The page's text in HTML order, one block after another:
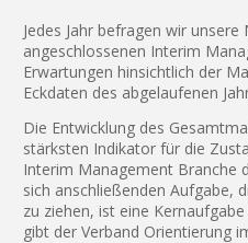
Jedes Jahr befragen wir
angeschlossenen Interim
Erwartungen hinsichtlich der
Eckdaten des abgelaufenen
Die Entwicklung des
stärksten Indikator für die
Interim Management Branche
sich anschließenden Aufgabe,
zu ziehen, ist eine
gibt der Verband Orientierung